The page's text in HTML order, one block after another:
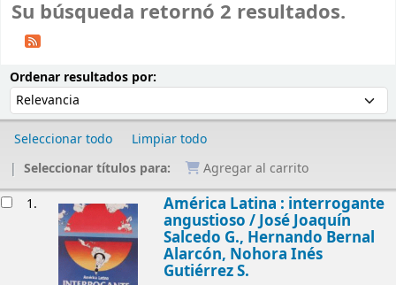
Su búsqueda retornó 2 resultados.
Ordenar resultados por:
Seleccionar todo
Limpiar todo
Seleccionar títulos para:
Agregar al carrito
1. América Latina : interrogante
angustioso /José Joaquín
Salcedo G., Hernando Bernal
Alarcón, Nohora Inés
Gutiérrez S.